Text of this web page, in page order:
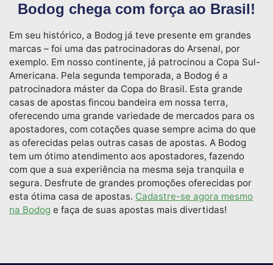
Bodog chega com força ao Brasil!
Em seu histórico, a Bodog já teve presente em grandes
marcas – foi uma das patrocinadoras do Arsenal, por
exemplo. Em nosso continente, já patrocinou a Copa Sul-
Americana. Pela segunda temporada, a Bodog é a
patrocinadora máster da Copa do Brasil. Esta grande
casas de apostas fincou bandeira em nossa terra,
oferecendo uma grande variedade de mercados para os
apostadores, com cotações quase sempre acima do que
as oferecidas pelas outras casas de apostas. A Bodog
tem um ótimo atendimento aos apostadores, fazendo
com que a sua experiência na mesma seja tranquila e
segura. Desfrute de grandes promoções oferecidas por
esta ótima casa de apostas. Cadastre-se agora mesmo
na Bodog e faça de suas apostas mais divertidas!